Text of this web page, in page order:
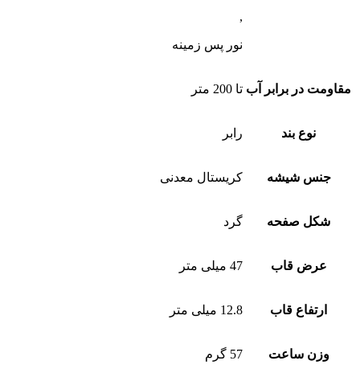
,
نور پس زمینه
مقاومت در برابر آب تا 200 متر
نوع بند رابر
جنس شیشه کریستال معدنی
شکل صفحه گرد
عرض قاب 47 میلی متر
ارتفاع قاب 12.8 میلی متر
وزن ساعت 57 گرم